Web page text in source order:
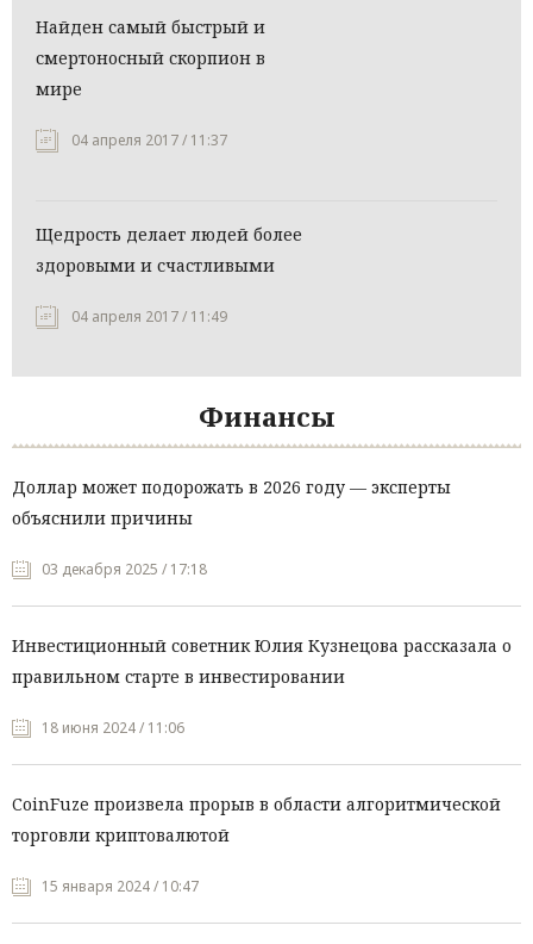
Найден самый быстрый и
смертоносный скорпион в
мире
04 апреля 2017 / 11:37
Щедрость делает людей более
здоровыми и счастливыми
04 апреля 2017 / 11:49
Финансы
Доллар может подорожать в 2026 году — эксперты
объяснили причины
03 декабря 2025 / 17:18
Инвестиционный советник Юлия Кузнецова рассказала о
правильном старте в инвестировании
18 июня 2024 / 11:06
CoinFuze произвела прорыв в области алгоритмической
торговли криптовалютой
15 января 2024 / 10:47